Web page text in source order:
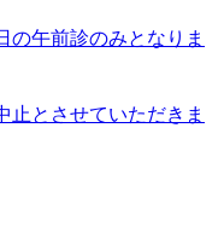
の午前診のみとなりま
止とさせていただきま